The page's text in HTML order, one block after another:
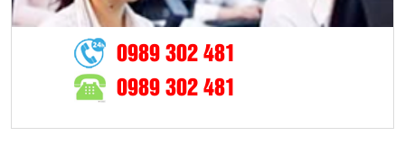
0989 302 481
0989 302 481